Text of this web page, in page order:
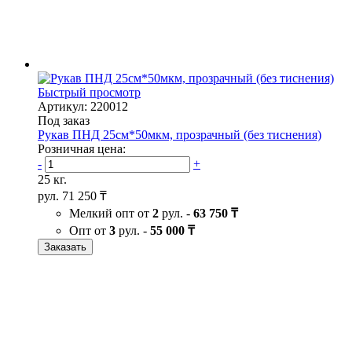
Быстрый просмотр
Артикул: 220012
Под заказ
Рукав ПНД 25см*50мкм, прозрачный (без тиснения)
Розничная цена:
-
+
25 кг.
рул. 71 250 ₸
Мелкий опт от 2 рул. - 63 750 ₸
Опт от 3 рул. - 55 000 ₸
Заказать